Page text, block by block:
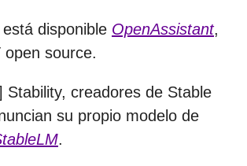
disponible OpenAssistant,
open source.
Stability, creadores de Stable
su propio modelo de
.